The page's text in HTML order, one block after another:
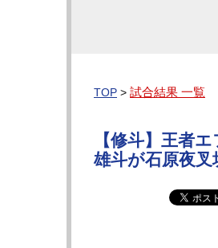
TOP > 試合結果 一覧
【修斗】王者
雄斗が石原夜